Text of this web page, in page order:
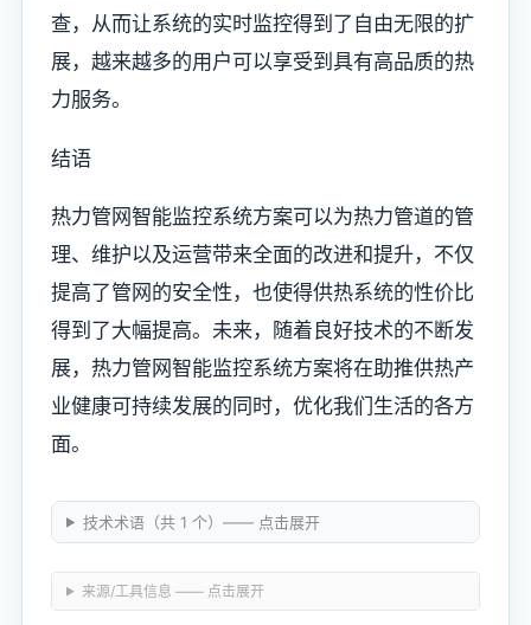
查，从而让系统的实时监控得到了自由无限的扩
展，越来越多的用户可以享受到具有高品质的热
力服务。
结语
热力管网智能监控系统方案可以为热力管道的管
理、维护以及运营带来全面的改进和提升，不仅
提高了管网的安全性，也使得供热系统的性价比
得到了大幅提高。未来，随着良好技术的不断发
展，热力管网智能监控系统方案将在助推供热产
业健康可持续发展的同时，优化我们生活的各方
面。
技术术语（共 1 个）—— 点击展开
来源/工具信息 —— 点击展开